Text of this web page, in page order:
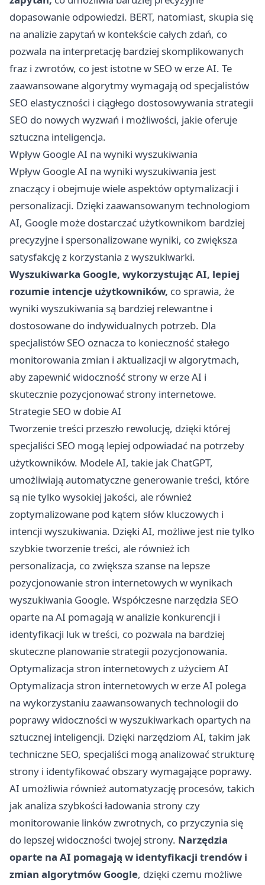
dopasowanie odpowiedzi. BERT, natomiast, skupia się
na analizie zapytań w kontekście całych zdań, co
pozwala na interpretację bardziej skomplikowanych
fraz i zwrotów, co jest istotne w SEO w erze AI. Te
zaawansowane algorytmy wymagają od specjalistów
SEO elastyczności i ciągłego dostosowywania strategii
SEO do nowych wyzwań i możliwości, jakie oferuje
sztuczna inteligencja.
Wpływ Google AI na wyniki wyszukiwania
Wpływ Google AI na wyniki wyszukiwania jest
znaczący i obejmuje wiele aspektów optymalizacji i
personalizacji. Dzięki zaawansowanym technologiom
AI, Google może dostarczać użytkownikom bardziej
precyzyjne i spersonalizowane wyniki, co zwiększa
satysfakcję z korzystania z wyszukiwarki.
Wyszukiwarka Google, wykorzystując AI, lepiej
rozumie intencje użytkowników, co sprawia, że
wyniki wyszukiwania są bardziej relewantne i
dostosowane do indywidualnych potrzeb. Dla
specjalistów SEO oznacza to konieczność stałego
monitorowania zmian i aktualizacji w algorytmach,
aby zapewnić widoczność strony w erze AI i
skutecznie pozycjonować strony internetowe.
Strategie SEO w dobie AI
Tworzenie treści przeszło rewolucję, dzięki której
specjaliści SEO mogą lepiej odpowiadać na potrzeby
użytkowników. Modele AI, takie jak ChatGPT,
umożliwiają automatyczne generowanie treści, które
są nie tylko wysokiej jakości, ale również
zoptymalizowane pod kątem słów kluczowych i
intencji wyszukiwania. Dzięki AI, możliwe jest nie tylko
szybkie tworzenie treści, ale również ich
personalizacja, co zwiększa szanse na lepsze
pozycjonowanie stron internetowych w wynikach
wyszukiwania Google. Współczesne narzędzia SEO
oparte na AI pomagają w analizie konkurencji i
identyfikacji luk w treści, co pozwala na bardziej
skuteczne planowanie strategii pozycjonowania.
Optymalizacja stron internetowych z użyciem AI
Optymalizacja stron internetowych w erze AI polega
na wykorzystaniu zaawansowanych technologii do
poprawy widoczności w wyszukiwarkach opartych na
sztucznej inteligencji. Dzięki narzędziom AI, takim jak
techniczne SEO, specjaliści mogą analizować strukturę
strony i identyfikować obszary wymagające poprawy.
AI umożliwia również automatyzację procesów, takich
jak analiza szybkości ładowania strony czy
monitorowanie linków zwrotnych, co przyczynia się
do lepszej widoczności twojej strony. Narzędzia
oparte na AI pomagają w identyfikacji trendów i
zmian algorytmów Google, dzięki czemu możliwe